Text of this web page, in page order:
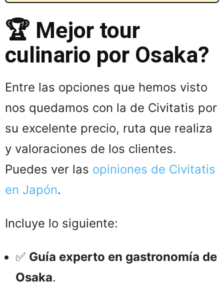
🏆 Mejor tour
culinario por Osaka?
Entre las opciones que hemos visto
nos quedamos con la de Civitatis por
su excelente precio, ruta que realiza
y valoraciones de los clientes.
Puedes ver las opiniones de Civitatis
en Japón.
Incluye lo siguiente:
✅ Guía experto en gastronomía de
Osaka.